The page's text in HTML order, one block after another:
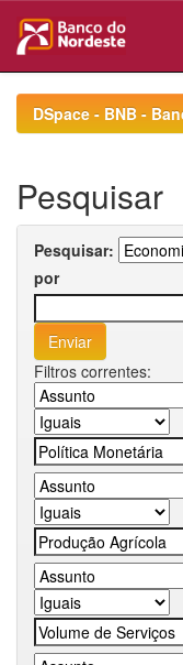
navigationDSpace - BNB -
Pesquisar
Pesquisar:
por
Filtros correntes: